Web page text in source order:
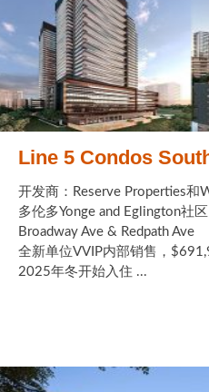
Line 5 Condos
开发商：Reserve Properties和
多伦多Yonge and Eglington社区
Broadway Ave & Redpath Ave
全新单位VVIP内部销售，
2025年冬开始入住 ...